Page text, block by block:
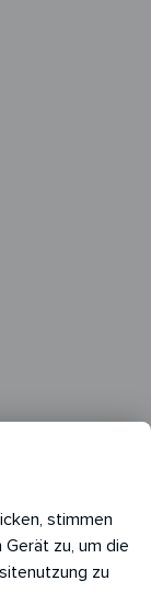
stimmen
zu, um die
zu